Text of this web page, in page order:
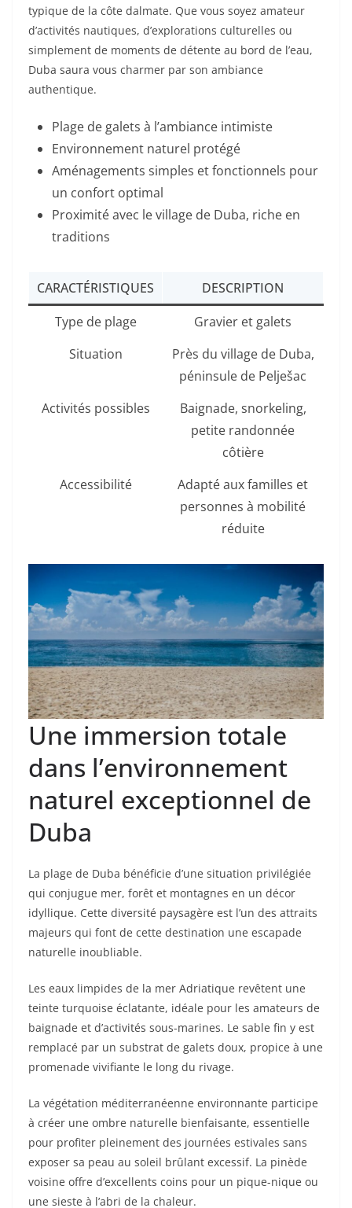
typique de la côte dalmate. Que vous soyez amateur
d’activités nautiques, d’explorations culturelles ou
simplement de moments de détente au bord de l’eau,
Duba saura vous charmer par son ambiance
authentique.
Plage de galets à l’ambiance intimiste
Environnement naturel protégé
Aménagements simples et fonctionnels pour
un confort optimal
Proximité avec le village de Duba, riche en
traditions
CARACTÉRISTIQUES
DESCRIPTION
Type de plage
Gravier et galets
Situation
Près du village de Duba,
péninsule de Pelješac
Activités possibles
Baignade, snorkeling,
petite randonnée
côtière
Accessibilité
Adapté aux familles et
personnes à mobilité
réduite
Une immersion totale
dans l’environnement
naturel exceptionnel de
Duba
La plage de Duba bénéficie d’une situation privilégiée
qui conjugue mer, forêt et montagnes en un décor
idyllique. Cette diversité paysagère est l’un des attraits
majeurs qui font de cette destination une escapade
naturelle inoubliable.
Les eaux limpides de la mer Adriatique revêtent une
teinte turquoise éclatante, idéale pour les amateurs de
baignade et d’activités sous-marines. Le sable fin y est
remplacé par un substrat de galets doux, propice à une
promenade vivifiante le long du rivage.
La végétation méditerranéenne environnante participe
à créer une ombre naturelle bienfaisante, essentielle
pour profiter pleinement des journées estivales sans
exposer sa peau au soleil brûlant excessif. La pinède
voisine offre d’excellents coins pour un pique-nique ou
une sieste à l’abri de la chaleur.